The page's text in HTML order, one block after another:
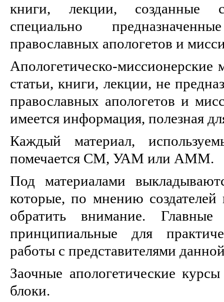
книги, лекции, созданные
специально
православных апологетов и
Апологетическо-
статьи, книги, лекции, не
православных апологетов и
имеется информация, полезная
Каждый материал,
помечается СМ, УАМ или АММ.
Под материалами
которые, по мнению
обратить внимание.
принципиальные для
работы с представителями
Заочные апологетические
блоки.